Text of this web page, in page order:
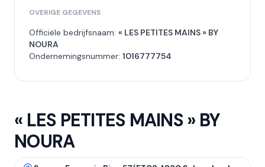
OVERIGE GEGEVENS
Officiële bedrijfsnaam: « LES PETITES MAINS » BY
NOURA
Ondernemingsnummer: 1016777754
« LES PETITES MAINS » BY
NOURA